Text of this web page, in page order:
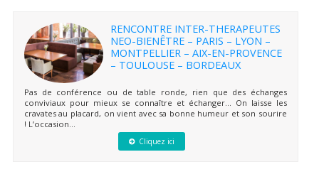
RENCONTRE INTER-THERAPEUTES
NEO-BIENÊTRE – PARIS – LYON –
MONTPELLIER – AIX-EN-PROVENCE
– TOULOUSE – BORDEAUX
Pas de conférence ou de table ronde, rien que des échanges
conviviaux pour mieux se connaître et échanger… On laisse les
cravates au placard, on vient avec sa bonne humeur et son sourire
! L’occasion...
Cliquez ici